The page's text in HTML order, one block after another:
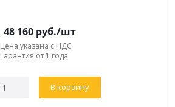
48 160руб./шт
Цена указана с НДС
Гарантия от 1 года
В корзину